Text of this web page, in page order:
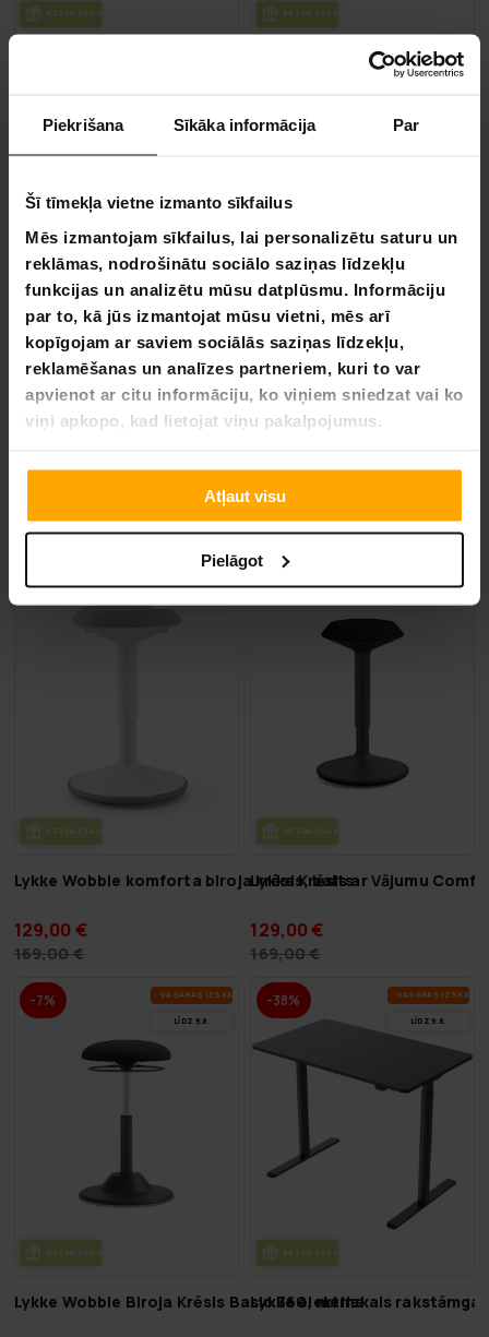
Piekrišana Sīkāka informācija Par
Šī tīmekļa vietne izmanto sīkfailus
Mēs izmantojam sīkfailus, lai personalizētu saturu un
reklāmas, nodrošinātu sociālo saziņas līdzekļu
funkcijas un analizētu mūsu datplūsmu. Informāciju
par to, kā jūs izmantojat mūsu vietni, mēs arī
kopīgojam ar saviem sociālās saziņas līdzekļu,
reklamēšanas un analīzes partneriem, kuri to var
apvienot ar citu informāciju, ko viņiem sniedzat vai ko
viņi apkopo, kad lietojat viņu pakalpojumus.
Atļaut visu
Pielāgot
BEZ­MAK­SAS PIE­GĀ­DE BEZ­MAK­SAS PIE­GĀ­DE
Lykke Biroja Krēsls Originals
-30%
199,00 €
139,00 €
199,00 €
BEZ­MAK­SAS PIE­GĀ­DE
Lykke Wobble komforta biroja krēsls, balts
129,00 €
169,00 €
BEZ­MAK­SAS PIE­GĀ­DE
Lykke Krēsls ar Vājumu
129,00 €
169,00 €
-7% VA­SA­RAS IZ­SKA­ŅA
LĪDZ 9.8.
BEZ­MAK­SAS PIE­GĀ­DE
Lykke Wobble Biroja Krēsls Basic 360, melns
-38% VA­SA­RAS IZ­SKA­ŅA
LĪDZ 9.8.
BEZ­MAK­SAS PIE­GĀ­DE
Lykke elektriskais